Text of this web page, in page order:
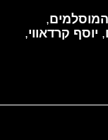
,
, יוסף קרדאווי,